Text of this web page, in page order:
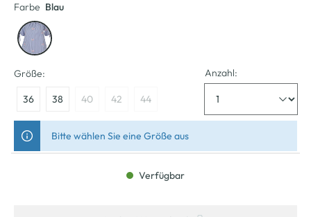
Farbe Blau
Größe:
36 38 40 42 44
Anzahl:
Bitte wählen Sie eine Größe aus
Verfügbar